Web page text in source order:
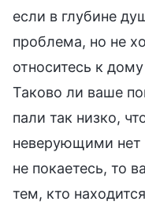
если в глубине
проблема, но не
относитесь к
Таково ли ваше
пали так низко,
неверующими нет
не покаетесь, то
тем, кто